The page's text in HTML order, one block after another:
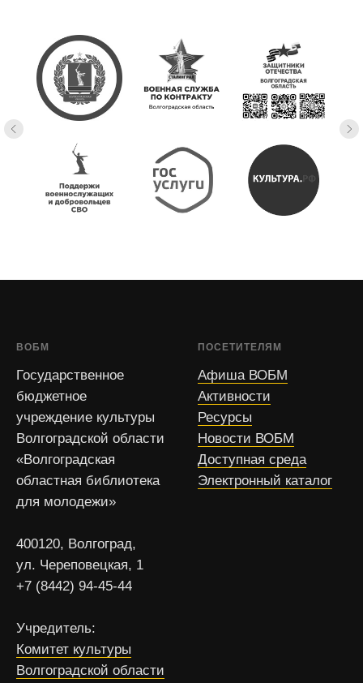
ВОБМ
Государственное
бюджетное
учреждение культуры
Волгоградской области
«Волгоградская
областная библиотека
для молодежи»
400120, Волгоград,
ул. Череповецкая, 1
+7 (8442) 94-45-44
Учредитель:
Комитет культуры
Волгоградской области
ПОСЕТИТЕЛЯМ
Афиша ВОБМ
Активности
Ресурсы
Новости ВОБМ
Доступная среда
Электронный каталог